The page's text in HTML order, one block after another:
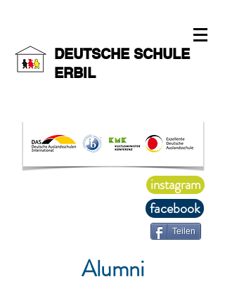
DEUTSCHE SCHULE
ERBIL
instagram
facebook
Teilen
Alumni